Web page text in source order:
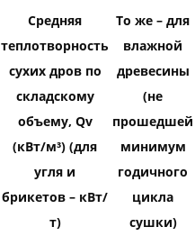
Средняя
теплотворность
сухих дров по
складскому
объему, Qv
(кВт/м³) (для
угля и
брикетов – кВт/
т)
То же – для
влажной
древесины
(не
прошедшей
минимум
годичного
цикла
сушки)